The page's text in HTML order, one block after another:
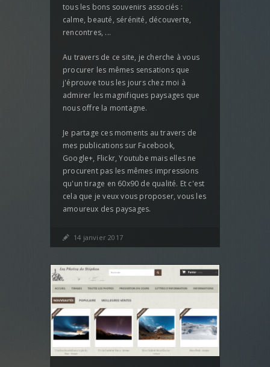
tous les bons souvenirs associés :
calme, beauté, sérénité, découverte,
rencontres, ...
Au travers de ce site, je cherche à vous
procurer les mêmes sensations que
j'éprouve tous les jours chez moi à
admirer les magnifiques paysages que
nous offre la montagne.
Je partage ces moments au travers de
mes publications sur Facebook,
Google+, Flickr, Youtube mais elles ne
procurent pas les mêmes impressions
qu'un tirage en 60x90 de qualité. Et c'est
cela que je veux vous proposer, vous les
amoureux des paysages.
14 janvier 2017